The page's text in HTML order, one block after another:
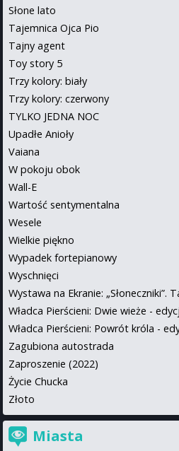
Słone lato
Tajemnica Ojca Pio
Tajny agent
Toy story 5
Trzy kolory: biały
Trzy kolory: czerwony
TYLKO JEDNA NOC
Upadłe Anioły
Vaiana
W pokoju obok
Wall-E
Wartość sentymentalna
Wesele
Wielkie piękno
Wypadek fortepianowy
Wyschnięci
Wystawa na Ekranie: „Słoneczniki”.
Władca Pierścieni: Dwie wieże -
Władca Pierścieni: Powrót króla -
Zagubiona autostrada
Zaproszenie (2022)
Życie Chucka
Złoto
Miasta